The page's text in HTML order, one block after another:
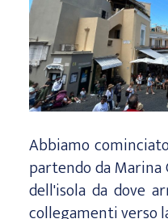
Abbiamo
partendo da
dell'isola da dove